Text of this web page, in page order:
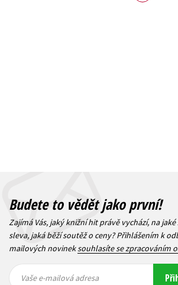
Budete to vědět jako první!
Zajímá Vás, jaký knižní hit právě vychází, na
sleva, jaká běží soutěž o ceny? Přihlášením k
mailových novineksouhlasíte se zpracováním
mailová
mailová
Vaše e-mailová adresa